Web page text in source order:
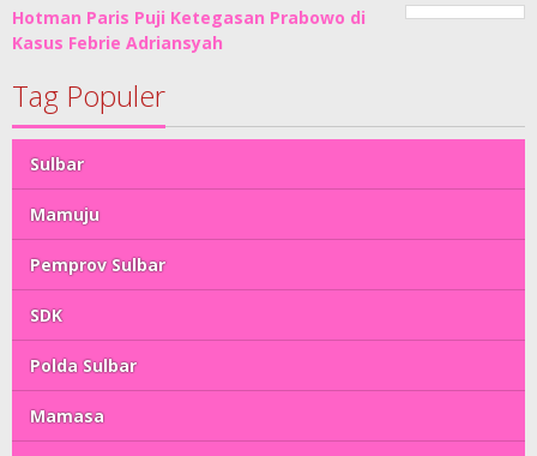
Hotman Paris Puji Ketegasan Prabowo di
Kasus Febrie Adriansyah
Tag Populer
Sulbar
Mamuju
Pemprov Sulbar
SDK
Polda Sulbar
Mamasa